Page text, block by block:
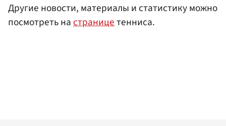
Другие новости, материалы и статистику можно
посмотреть на страницетенниса.